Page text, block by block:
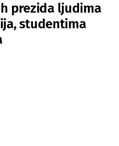
prezida ljudima
studentima